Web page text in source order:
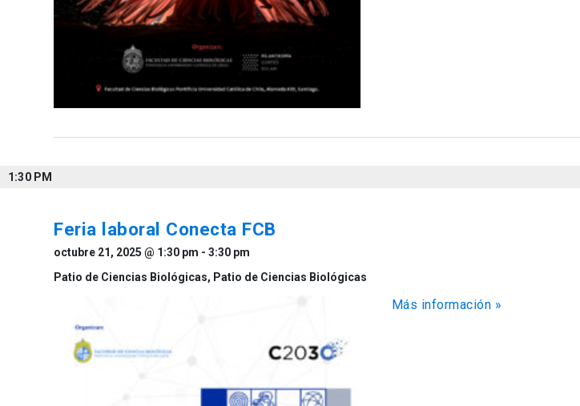
1:30 PM
Feria laboral Conecta FCB
octubre 21, 2025 @ 1:30 pm -3:30 pm
Patio de Ciencias Biológicas, Patio de Ciencias Biológicas
Más información »